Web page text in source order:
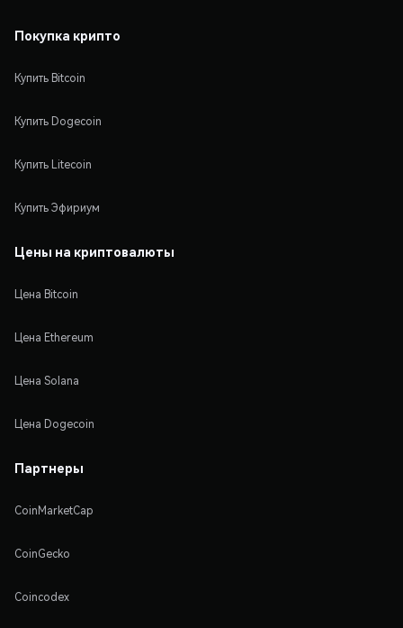
Покупка крипто
Купить Bitcoin
Купить Dogecoin
Купить Litecoin
Купить Эфириум
Цены на криптовалюты
Цена Bitcoin
Цена Ethereum
Цена Solana
Цена Dogecoin
Партнеры
CoinMarketCap
CoinGecko
Coincodex